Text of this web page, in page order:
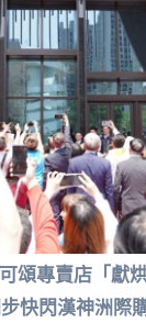
頌專賣店「獻
快閃漢神洲際